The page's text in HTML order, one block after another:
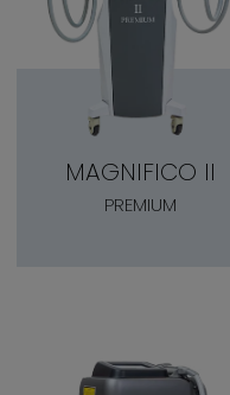
MAGNIFICO II
PREMIUM